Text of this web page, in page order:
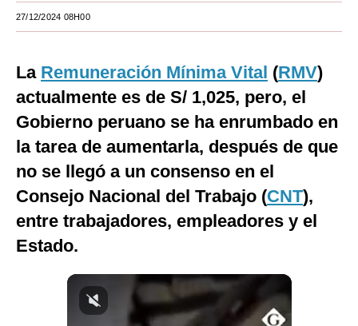
México
Internacional
Tecnología
Mix
G de Gestión
Notas Contratadas
27/12/2024 08H00
La Remuneración Mínima Vital (RMV)
actualmente es de S/ 1,025, pero, el
Gobierno peruano se ha enrumbado en
la tarea de aumentarla, después de que
no se llegó a un consenso en el
Consejo Nacional del Trabajo (CNT),
entre trabajadores, empleadores y el
Estado.